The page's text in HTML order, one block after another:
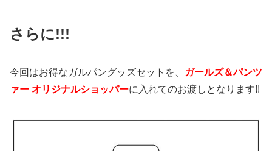
さらに!!!
今回はお得なガルパングッズセットを、 ガールズ＆パンツ
ァー オリジナルショッパーに入れてのお渡しとなります!!